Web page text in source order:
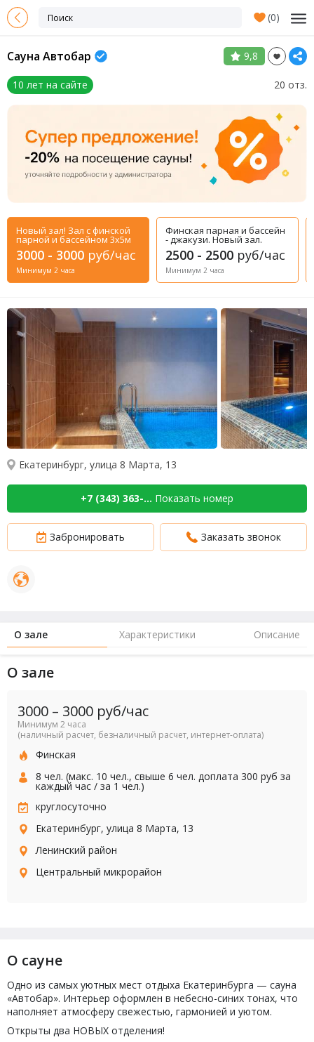
(0)
Сауна Автобар 9,8
10 лет на сайте 20 отз.
Новый зал! Зал с финской
парной и бассейном 3x5м
3000 - 3000 руб/час
Минимум 2 часа
Финская парная и бассейн
- джакузи. Новый зал.
2500 - 2500 руб/час
Минимум 2 часа
Екатеринбург, улица 8 Марта, 13
+7 (343) 363-... Показать номер
Забронировать Заказать звонок
О зале Характеристики Описание
О зале
3000 – 3000 руб/час
Минимум 2 часа
(наличный расчет, безналичный расчет, интернет-оплата)
Финская
8 чел. (макс. 10 чел., свыше 6 чел. доплата 300 руб за
каждый час / за 1 чел.)
круглосуточно
Екатеринбург, улица 8 Марта, 13
Ленинский район
Центральный микрорайон
О сауне
Одно из самых уютных мест отдыха Екатеринбурга — сауна
«Автобар». Интерьер оформлен в небесно-синих тонах, что
наполняет атмосферу свежестью, гармонией и уютом.
Открыты два НОВЫХ отделения!